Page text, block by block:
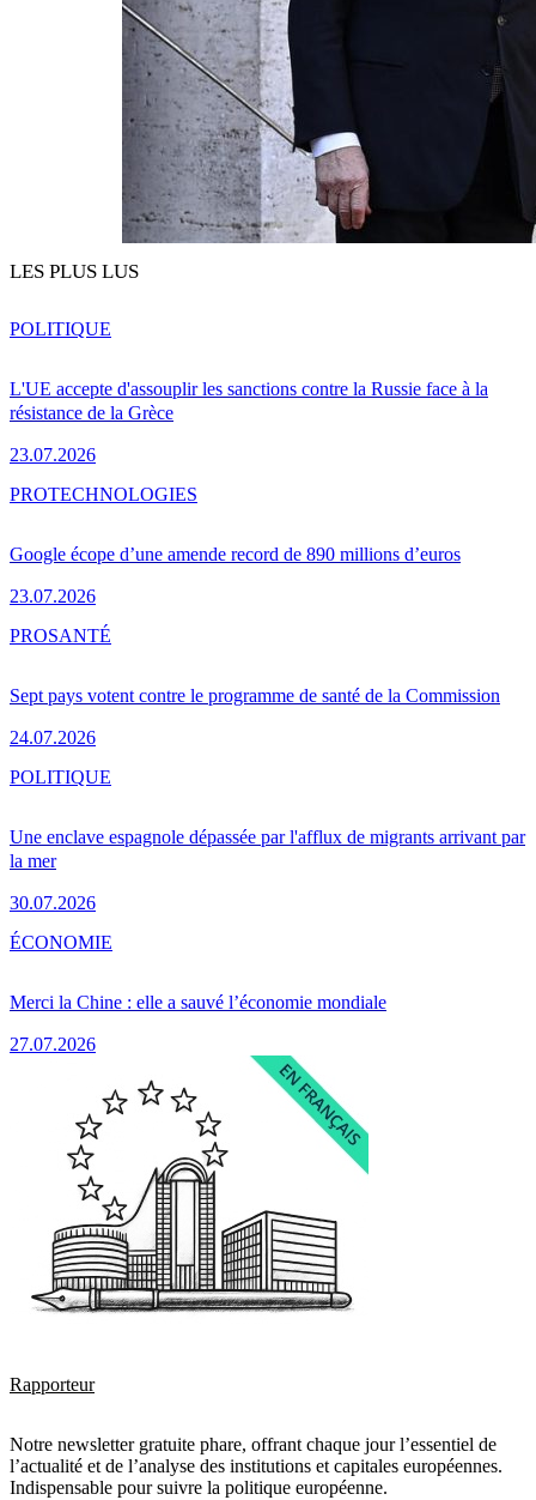
LES PLUS LUS
L'UE accepte d'assouplir les sanctions contre la Russie face à la
résistance de la Grèce
23.07.2026
POLITIQUE
Google écope d’une amende record de 890 millions d’euros
23.07.2026
PROTECHNOLOGIES
Sept pays votent contre le programme de santé de la Commission
24.07.2026
PROSANTÉ
Une enclave espagnole dépassée par l'afflux de migrants arrivant par
la mer
30.07.2026
POLITIQUE
Merci la Chine : elle a sauvé l’économie mondiale
27.07.2026
ÉCONOMIE
Rapporteur
Notre newsletter gratuite phare, offrant chaque jour l’essentiel de
l’actualité et de l’analyse des institutions et capitales européennes.
Indispensable pour suivre la politique européenne.